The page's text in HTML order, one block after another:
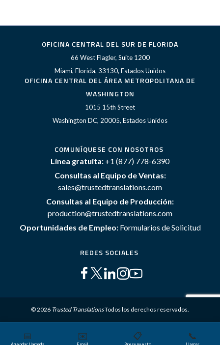
OFICINA CENTRAL DEL SUR DE FLORIDA
66 West Flagler, Suite 1200
Miami, Florida, 33130, Estados Unidos
OFICINA CENTRAL DEL ÁREA METROPOLITANA DE
WASHINGTON
1015 15th Street
Washington DC, 20005, Estados Unidos
COMUNÍQUESE CON NOSOTROS
Línea gratuita: +1 (877) 778-6390
Consultas al Equipo de Ventas:
sales@trustedtranslations.com
Consultas al Equipo de Producción:
production@trustedtranslations.com
Oportunidades de Empleo: Formularios de Solicitud
REDES SOCIALES
© 2026 Trusted TranslationsTodos los derechos reservados.
Mapa del sitio Términos y Condiciones Política de privacidad
📅 ✉️ 📋 📞